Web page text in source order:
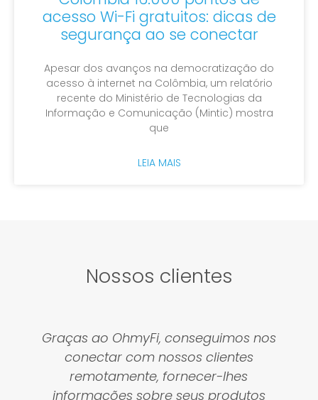
acesso Wi-Fi gratuitos: dicas de
segurança ao se conectar
Apesar dos avanços na democratização do
acesso à internet na Colômbia, um relatório
recente do Ministério de Tecnologias da
Informação e Comunicação (Mintic) mostra
que
LEIA MAIS
Nossos clientes
A solução da OhmyFi nos ajudou no
planejamento de projetos grandes e
ambiciosos, como as salas VIP da
Avianca.